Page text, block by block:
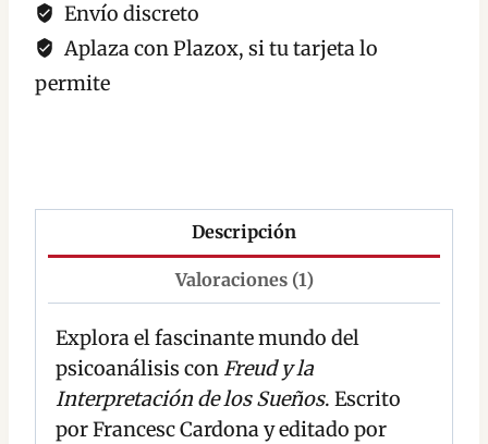
Envío discreto
Aplaza con Plazox, si tu tarjeta lo
permite
Descripción
Valoraciones (1)
Explora el fascinante mundo del
psicoanálisis con Freud y la
Interpretación de los Sueños. Escrito
por Francesc Cardona y editado por